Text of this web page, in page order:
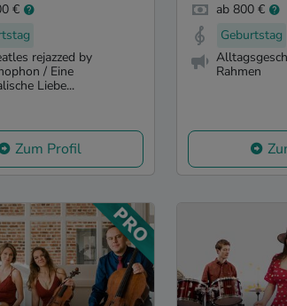
€
rejazzed by
/ Eine
Liebe...
Zum Profil
ab 800 €
Geburtstag
Rahmen